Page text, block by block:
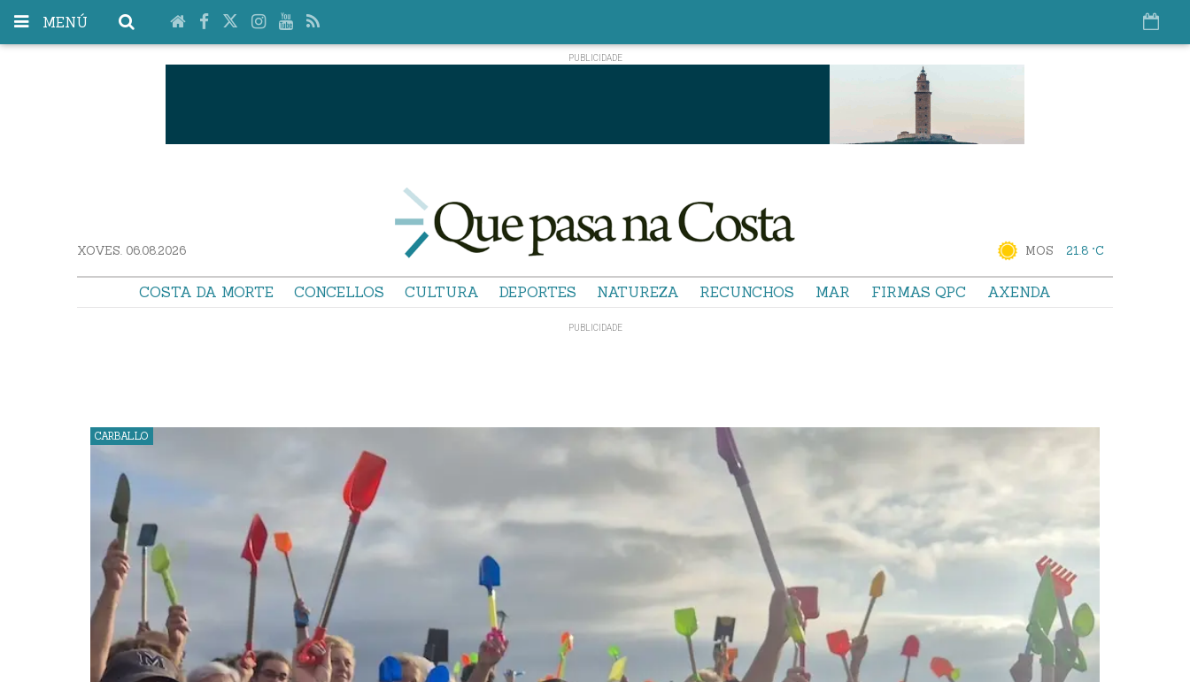
MENÚ
XOVES. 06.08.2026 MOS 21.8 °C
COSTA DA MORTE CONCELLOS CULTURA DEPORTES NATUREZA RECUNCHOS MAR FIRMAS QPC AXENDA
CARBALLO